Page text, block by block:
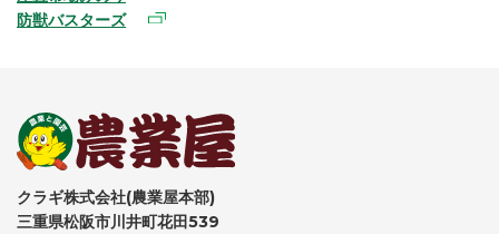
防獣バスターズ
クラギ株式会社(農業屋本部)
三重県松阪市川井町花田539